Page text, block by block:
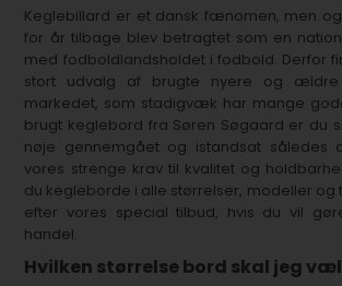
Keglebillard er et dansk fænomen, men
for år tilbage blev betragtet som en
med fodboldlandsholdet i fodbold. Derfor
stort udvalg af brugte nyere og
markedet, som stadigvæk har mange
brugt keglebord fra Søren Søgaard er du
nøje gennemgået og istandsat således
vores strenge krav til kvalitet og
du kegleborde i alle størrelser, modeller og
efter vores special tilbud, hvis du vil
handel.
Hvilken størrelse bord skal jeg